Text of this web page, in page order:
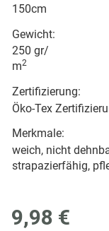
150cm
Gewicht:
250 gr/
m2
Zertifizierung:
Öko-Tex
Merkmale:
weich, nicht
strapazierfähig,
9,98 €